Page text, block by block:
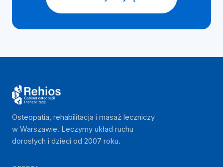
Osteopatia, rehabilitacja i masaż leczniczy
w Warszawie. Leczymy układ ruchu
dorosłych i dzieci od 2007 roku.